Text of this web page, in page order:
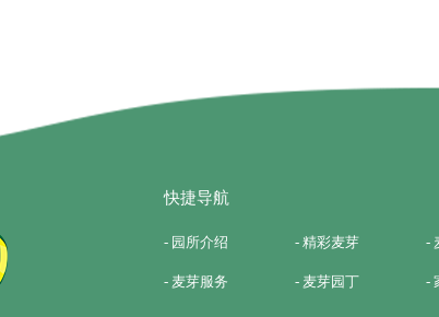
快捷导航
- 园所介绍 - 精彩麦芽 -
- 麦芽服务 - 麦芽园丁 -